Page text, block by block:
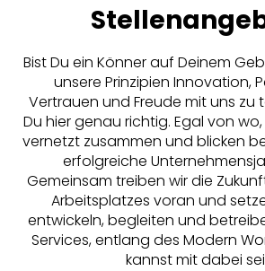
Bist Du ein Könner auf Deinem
unsere Prinzipien Innovation,
Vertrauen und Freude mit uns zu
Du hier genau richtig. Egal von
vernetzt zusammen und blicken
erfolgreiche
Gemeinsam treiben wir die
Arbeitsplatzes voran und
entwickeln, begleiten und
Services, entlang des Modern
kannst mit dabei